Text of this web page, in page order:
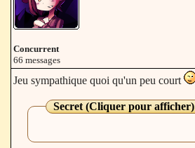
Concurrent
66 messages
Jeu sympathique quoi qu'un peu court
Secret (Cliquer pour afficher)